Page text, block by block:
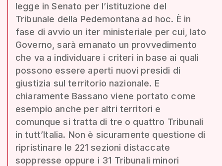
legge in Senato per l’istituzione del
Tribunale della Pedemontana ad hoc. È in
fase di avvio un iter ministeriale per cui, lato
Governo, sarà emanato un provvedimento
che va a individuare i criteri in base ai quali
possono essere aperti nuovi presidi di
giustizia sul territorio nazionale. E
chiaramente Bassano viene portato come
esempio anche per altri territori e
comunque si tratta di tre o quattro Tribunali
in tutt’Italia. Non è sicuramente questione di
ripristinare le 221 sezioni distaccate
soppresse oppure i 31 Tribunali minori